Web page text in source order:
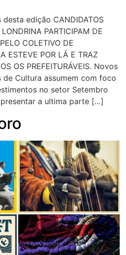
edição CANDIDATOS
PARTICIPAM DE
COLETIVO DE
ESTEVE POR LÁ E TRAZ
OS PREFEITURÁVEIS. Novos
de Cultura assumem com foco
no setor Setembro
a ultima parte […]